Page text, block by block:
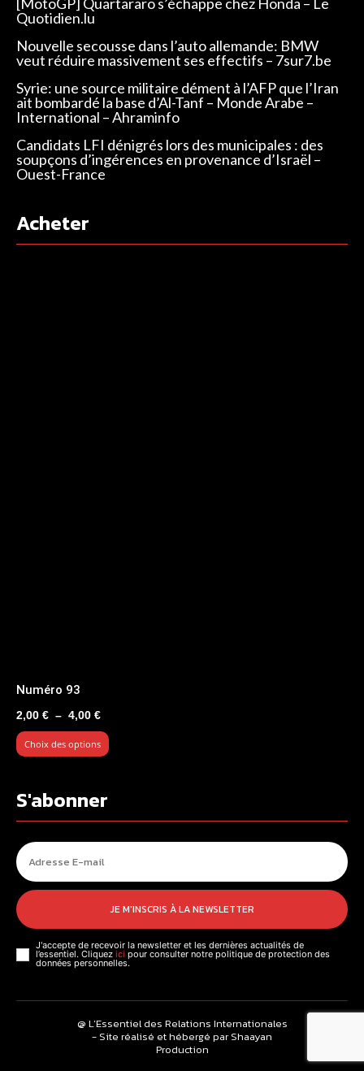
[MotoGP] Quartararo s’échappe chez Honda – Le
Quotidien.lu
Nouvelle secousse dans l’auto allemande: BMW
veut réduire massivement ses effectifs – 7sur7.be
Syrie: une source militaire dément à l’AFP que l’Iran
ait bombardé la base d’Al-Tanf – Monde Arabe –
International – Ahraminfo
Candidats LFI dénigrés lors des municipales : des
soupçons d’ingérences en provenance d’Israël –
Ouest-France
Acheter
Numéro 93
2,00 € – 4,00 €Plage
de
prix :
4,00 €
Choix des options
S'abonner
JE M'INSCRIS À LA NEWSLETTER
J'accepte de recevoir la newsletter et les dernières actualités de
l’essentiel. Cliquez ici pour consulter notre politique de protection des
données personnelles.
@ L’Essentiel des Relations Internationales
- Site réalisé et hébergé par Shaayan
Production